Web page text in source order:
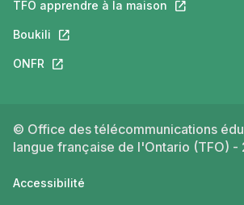
TFO apprendre à la maison Ce lien
Boukili Ce lien s'ouvrira dans un nouvel
ONFR Ce lien s'ouvrira dans un nouvel
© Office des télécommunications
langue française de l'Ontario (TFO) -
Accessibilité